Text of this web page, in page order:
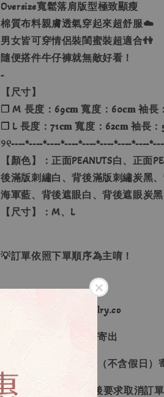
Oversize寬鬆落肩版型極致顯瘦
棉質布料親膚透氣穿起來超舒服☁️
男女皆可穿情侶裝閨蜜裝超適合👫
隨便搭件牛仔褲就無敵好看！
-
【尺寸】
❐ M 長度：69𝐜𝐦 寬度：60𝐜𝐦 袖長
❐ L 長度：71𝐜𝐦 寬度：62𝐜𝐦 袖長：
୨୧----*----*----*----*----*----*----*----
【顏色】：正面PEANUTS白、正面
後滿版刺繡白、背後滿版刺繡炭黑
海軍藍、背後遮眼白、背後遮眼炭
【尺寸】：M、L
💡訂單依照下單順序為主唷！
🔍IG搜尋：Sevenjewelry.co
▹現貨商品１～３日內寄出
▹預購商品７～２１日（不含假日）
❙ 本賣場不接受下標後要求取消訂